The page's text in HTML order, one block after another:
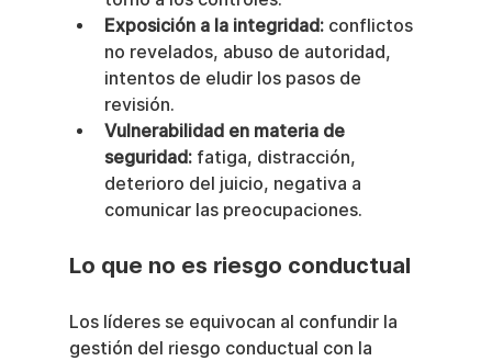
Exposición a la integridad: conflictos
no revelados, abuso de autoridad,
intentos de eludir los pasos de
revisión.
Vulnerabilidad en materia de
seguridad: fatiga, distracción,
deterioro del juicio, negativa a
comunicar las preocupaciones.
Lo que no es riesgo conductual
Los líderes se equivocan al confundir la
gestión del riesgo conductual con la